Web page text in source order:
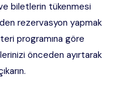
biletlerin tükenmesi
rezervasyon yapmak
programına göre
önceden ayırtarak